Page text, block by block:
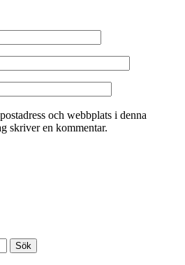
och webbplats i denna
skriver en kommentar.